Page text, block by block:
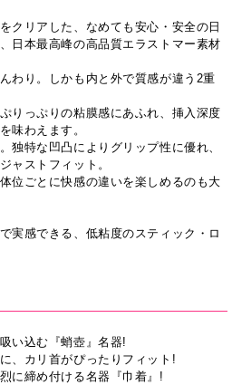
クリアした、なめても安心・安全の日
日本最高峰の高品質エラストマー素材
わり。しかも内と外で質感が違う2重
りっぷりの粘膜感にあふれ、挿入深度
味わえます。
独特な凹凸によりグリップ性に優れ、
ャストフィット。
位ごとに快感の違いを楽しめるのも大
実感できる、低粘度のスティック・ロ
い込む『蛸壺』名器!
、カリ首がぴったりフィット!
に締め付ける名器『巾着』!